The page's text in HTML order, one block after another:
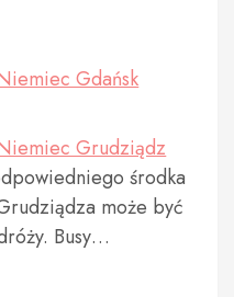
Gdańsk
Grudziądz
środka
może być
Busy…